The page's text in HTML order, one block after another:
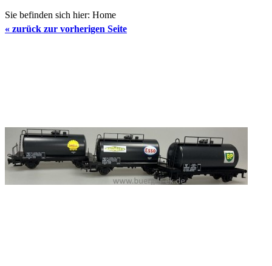
Sie befinden sich hier: Home
« zurück zur vorherigen Seite